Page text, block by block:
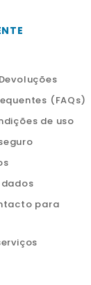
(FAQs)
de uso
para